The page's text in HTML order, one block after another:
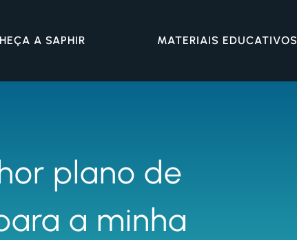
A SAPHIR MATERIAIS EDUCATIVOS
plano de
a minha